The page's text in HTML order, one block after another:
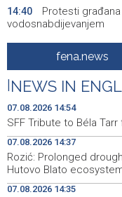
14:40
Protesti
vodosnabdijevanjem
Za projekte
izdvojeno 136.500 KM
14:38
Saudijska
zajedničkoj odbrani
Rozić:
threaten Hutovo Blato
14:37
Sarajevska
HM Cementa
fena.news
NEWS IN
07.08.2026 14:54
SFF Tribute to Béla
07.08.2026 14:37
Rozić: Prolonged
Hutovo Blato
07.08.2026 14:35